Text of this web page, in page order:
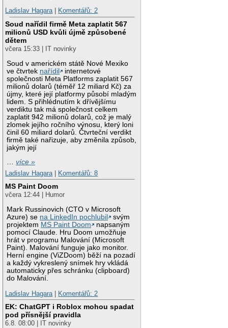
Ladislav Hagara| Komentářů: 2
Soud nařídil firmě Meta zaplatit 567
milionů USD kvůli újmě způsobené
dětem
včera 15:33 | IT novinky
Soud v americkém státě Nové Mexiko
ve čtvrtek nařídil
internetové
společnosti Meta Platforms zaplatit 567
milionů dolarů (téměř 12 miliard Kč) za
újmy, které její platformy působí mladým
lidem. S přihlédnutím k dřívějšímu
verdiktu tak má společnost celkem
zaplatit 942 milionů dolarů, což je malý
zlomek jejího ročního výnosu, který loni
činil 60 miliard dolarů. Čtvrteční verdikt
firmě také nařizuje, aby změnila způsob,
jakým její
…více »
Ladislav Hagara
Komentářů: 8
MS Paint Doom
včera 12:44 | Humor
Mark Russinovich (CTO v Microsoft
Azure) se na LinkedIn pochlubil
svým
projektem MS Paint Doom
napsaným
pomocí Claude. Hru Doom umožňuje
hrát v programu Malování (Microsoft
Paint). Malování funguje jako monitor.
Herní engine (ViZDoom) běží na pozadí
a každý vykreslený snímek hry vkládá
automaticky přes schránku (clipboard)
do Malování.
Ladislav Hagara
Komentářů: 2
EK: ChatGPT i Roblox mohou spadat
pod přísnější pravidla
6.8. 08:00 | IT novinky